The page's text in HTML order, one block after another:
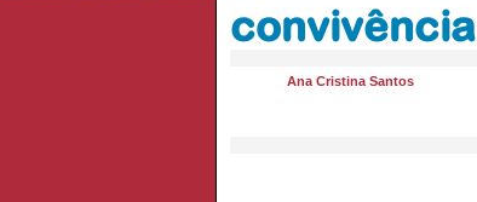
convivência
Ana Cristina Santos